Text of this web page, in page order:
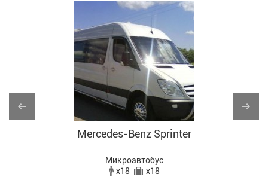
Mercedes-Benz Sprinter
Микроавтобус
x18
x18